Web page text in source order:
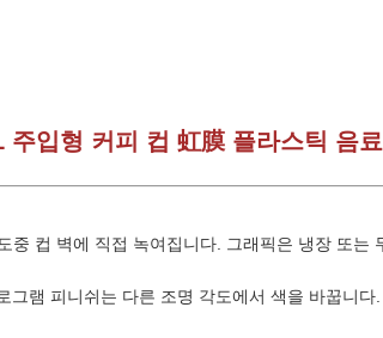
주입형 커피 컵 虹膜 플라스틱 음
중 컵 벽에 직접 녹여집니다. 그래픽은 냉장 또는
그램 피니쉬는 다른 조명 각도에서 색을 바꿉니